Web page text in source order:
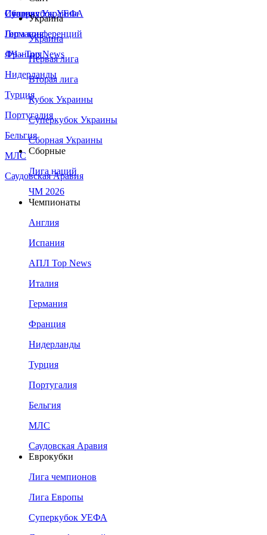
Сборная Украины
Италия
Германия
Франция
Нидерланды
Турция
Португалия
Бельгия
МЛС
Саудовская Аравия
Суперкубок УЕФА
Лига конференций
ЛЧ - Top News
Украина
Украина
Первая лига
Вторая лига
Кубок Украины
Суперкубок Украины
Сборная Украины
Сборные
Лига наций
ЧМ 2026
Чемпионаты
Англия
Испания
АПЛ Top News
Италия
Германия
Франция
Нидерланды
Турция
Португалия
Бельгия
МЛС
Саудовская Аравия
Еврокубки
Лига чемпионов
Лига Европы
Суперкубок УЕФА